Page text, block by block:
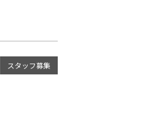
スタッフ募集